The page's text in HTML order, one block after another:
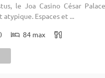
le Joa Casino César
atypique. Espaces et ...
84 max